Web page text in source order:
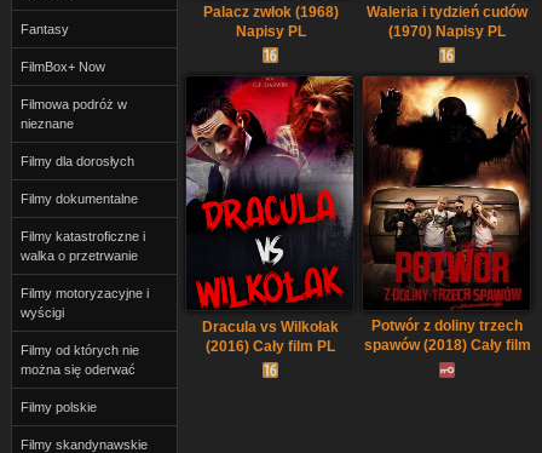
Fantasy
FilmBox+ Now
Filmowa podróż w
nieznane
Filmy dla dorosłych
Filmy dokumentalne
Filmy katastroficzne i
walka o przetrwanie
Filmy motoryzacyjne i
wyścigi
Filmy od których nie
można się oderwać
Filmy polskie
Filmy skandynawskie
Palacz zwłok (1968)
Napisy PL
Waleria i tydzień cudów
(1970) Napisy PL
Dracula vs Wilkołak
(2016) Cały film PL
Potwór z doliny trzech
spawów (2018) Cały film
PL